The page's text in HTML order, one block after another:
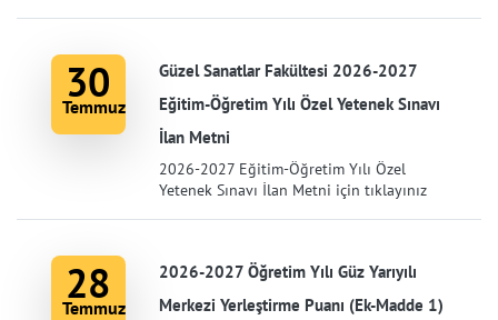
30
Temmuz
Güzel Sanatlar Fakültesi 2026-2027
Eğitim-Öğretim Yılı Özel Yetenek Sınavı
İlan Metni
2026-2027 Eğitim-Öğretim Yılı Özel
Yetenek Sınavı İlan Metni için tıklayınız
28
Temmuz
2026-2027 Öğretim Yılı Güz Yarıyılı
Merkezi Yerleştirme Puanı (Ek-Madde 1)